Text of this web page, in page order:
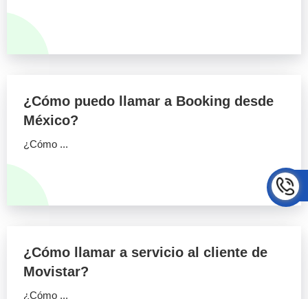
¿Cómo puedo llamar a Booking desde
México?
¿Cómo ...
¿Cómo llamar a servicio al cliente de
Movistar?
¿Cómo ...